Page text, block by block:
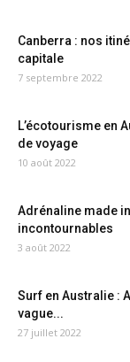
Canberra : nos
capitale
7 septembre 2022
L’écotourisme en
de voyage
10 août 2022
Adrénaline made
incontournables
3 août 2022
Surf en Australie :
vague...
27 juillet 2022